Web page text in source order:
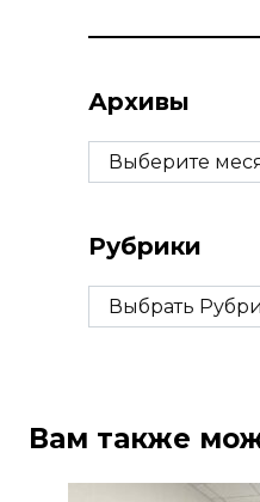
Архивы
Архивы
Рубрики
Рубрики
Вам также